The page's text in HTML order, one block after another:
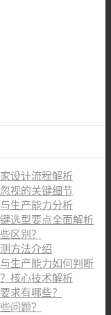
设计流程解析
视的关键细节
生产能力分析
选型要点全面解析
区别？
方法介绍
生产能力如何判断
核心技术解析
求有哪些？
问题？